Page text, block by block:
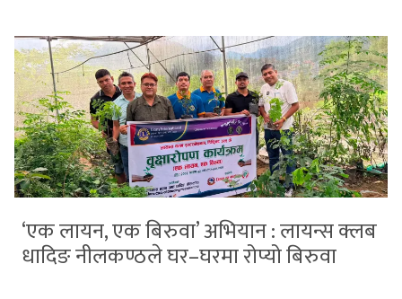
‘एक लायन, एक बिरुवा’ अभियान : लायन्स क्लब
धादिङ नीलकण्ठले घर–घरमा रोप्यो बिरुवा